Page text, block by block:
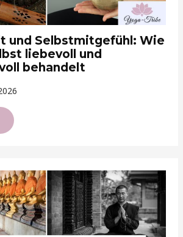
und Selbstmitgefühl: Wie
liebevoll und
behandelt